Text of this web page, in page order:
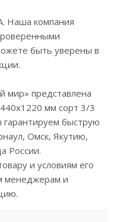
Наша компания
быть уверены в
мир» представлена
мм сорт 3/3
быструю
Омск, Якутию,
России.
и условиям его
менеджерам и